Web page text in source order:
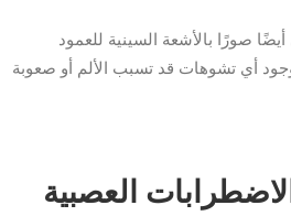
صورًا بالأشعة السينية للعمود
أي تشوهات قد تسبب الألم أو صعوبة
العصبية